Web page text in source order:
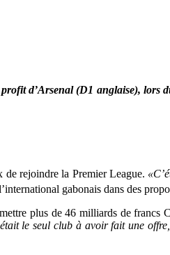
d’Arsenal (D1 anglaise),
de rejoindre la Premier League.
gabonais dans des
plus de 46 milliards de francs
le seul club à avoir fait une